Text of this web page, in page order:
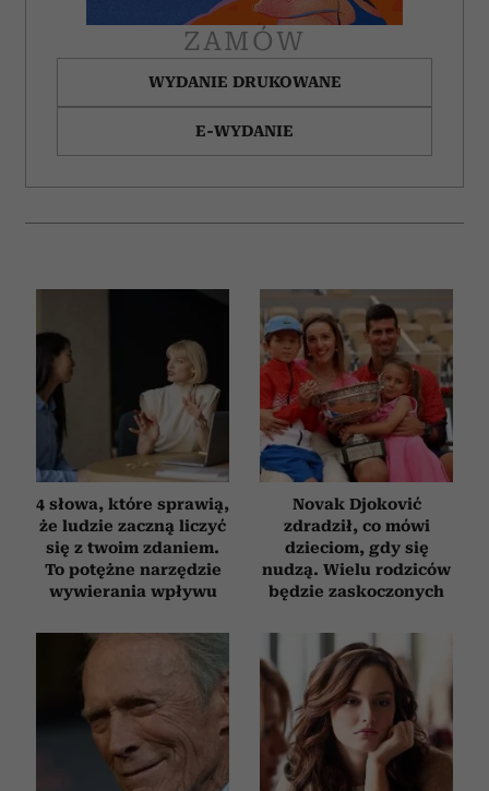
ZAMÓW
WYDANIE DRUKOWANE
E-WYDANIE
4 słowa, które sprawią,
że ludzie zaczną liczyć
się z twoim zdaniem.
To potężne narzędzie
wywierania wpływu
Novak Djoković
zdradził, co mówi
dzieciom, gdy się
nudzą. Wielu rodziców
będzie zaskoczonych